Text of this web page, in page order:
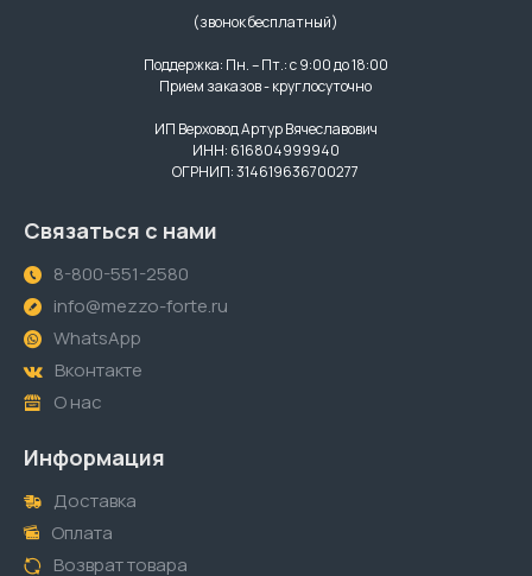
(звонок бесплатный)
Поддержка: Пн. – Пт.: с 9:00 до 18:00
Прием заказов - круглосуточно
ИП Верховод Артур Вячеславович
ИНН: 616804999940
ОГРНИП: 314619636700277
Связаться с нами
8-800-551-2580
info@mezzo-forte.ru
WhatsApp
Вконтакте
О нас
Информация
Доставка
Оплата
Возврат товара